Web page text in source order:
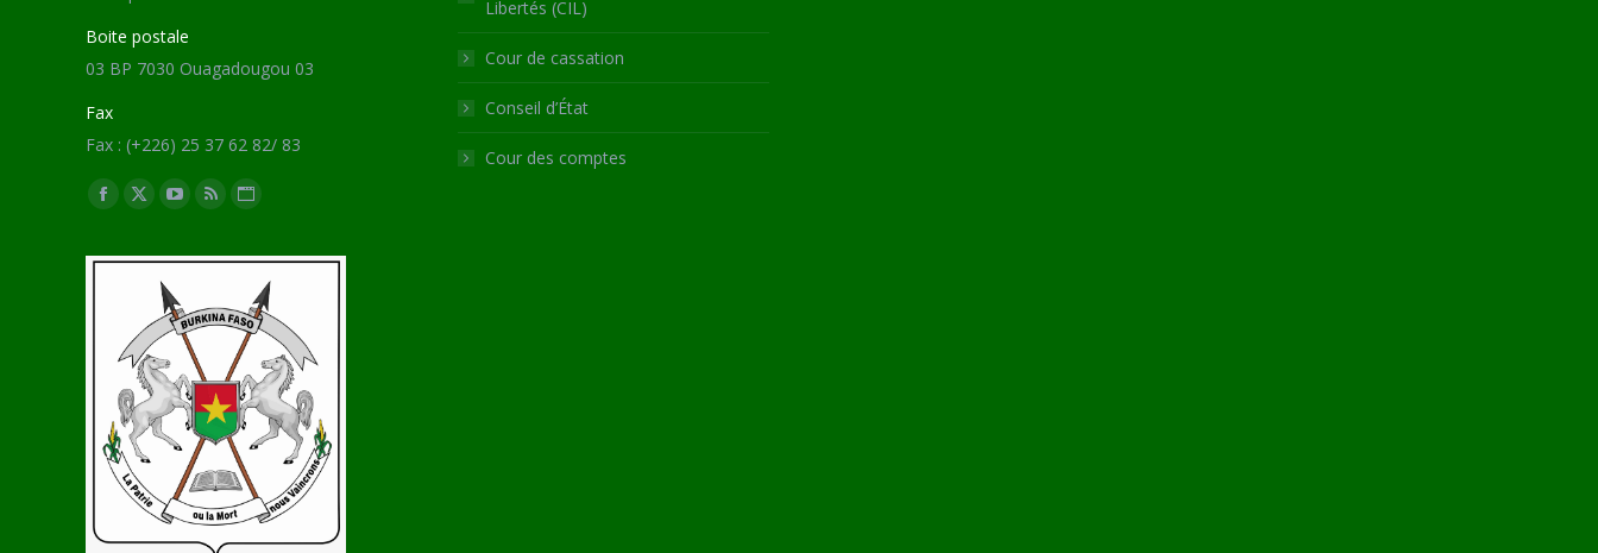
Boite postale
03 BP 7030 Ouagadougou 03
Fax
Fax : (+226) 25 37 62 82/ 83
Trouvez nous sur :
Facebook
opens
window
X
opens
new
window
YouTube
opens
in
new
window
RSS
opens
new
window
Site
page
opens
in
new
window
Libertés (CIL)
Cour de cassation
Conseil d’État
Cour des comptes